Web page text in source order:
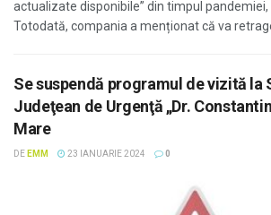
actualizate disponibile” din timpul pandemiei,
Totodată, compania a menționat că va
Se suspendă programul de vizită la
Judeţean de Urgenţă „Dr.
Mare
DE EMM 23 IANUARIE 2024 0